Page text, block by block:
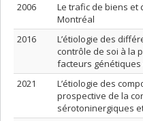
2006
Le trafic de biens et
Montréal
2016
L’étiologie des
contrôle de soi à la
facteurs
2021
L’étiologie des
prospective de la
sérotoninergiques